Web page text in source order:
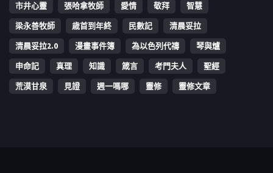
市井心靈
張哈拿牧師 愛情 敬拜
智慧
梁永善牧師
歳首到年終 民數記
清晨妥拉
清晨妥拉2.0
漫畫事件簿 為以色列代禱
琴與爐
申命記
真理 知識 箴言 考門夫人
聖經
荒漠甘泉
見證 週一嗎哪 靈修 靈修文章